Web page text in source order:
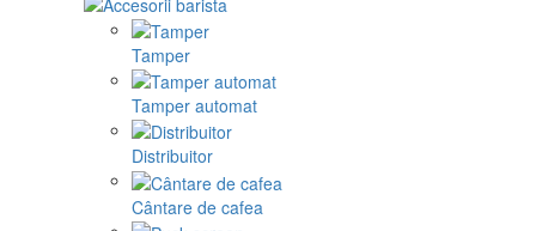
Tamper
Tamper automat
Distribuitor
Cântare de cafea